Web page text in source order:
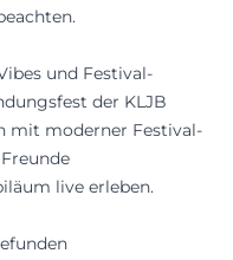
und Festival-
der KLJB
mit moderner Festival-
live erleben.